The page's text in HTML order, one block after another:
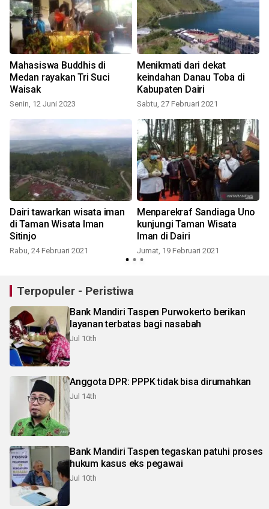
Mahasiswa Buddhis di
Medan rayakan Tri Suci
Waisak
Senin, 12 Juni 2023
Menikmati dari dekat
keindahan Danau Toba di
Kabupaten Dairi
Sabtu, 27 Februari 2021
Dairi tawarkan wisata iman
di Taman Wisata Iman
Sitinjo
Rabu, 24 Februari 2021
Menparekraf Sandiaga Uno
kunjungi Taman Wisata
Iman di Dairi
Jumat, 19 Februari 2021
Terpopuler - Peristiwa
Bank Mandiri Taspen Purwokerto berikan
layanan terbatas bagi nasabah
Jul 10th
Anggota DPR: PPPK tidak bisa dirumahkan
Jul 14th
Bank Mandiri Taspen tegaskan patuhi proses
hukum kasus eks pegawai
Jul 10th